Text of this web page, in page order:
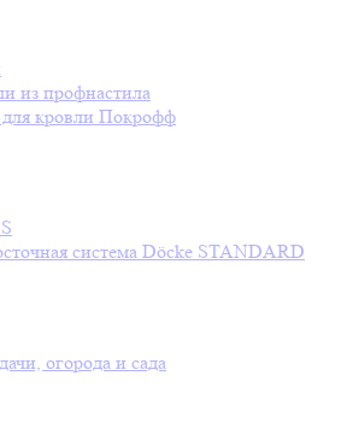
из профнастила
кровли Покрофф
система Döcke STANDARD
огорода и сада